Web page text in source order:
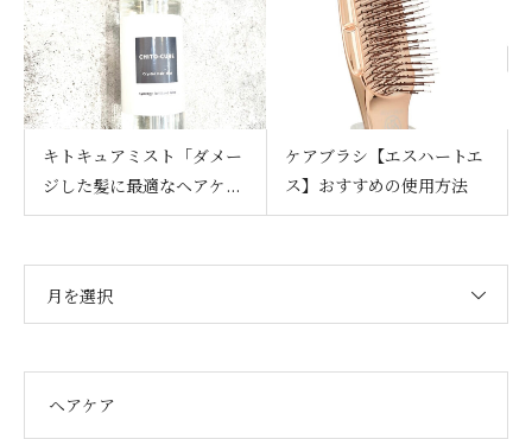
キトキュアミスト「ダメー
ジした髪に最適なヘアケ...
ケアブラシ【エスハートエ
ス】おすすめの使用方法
月を選択
ヘアケア